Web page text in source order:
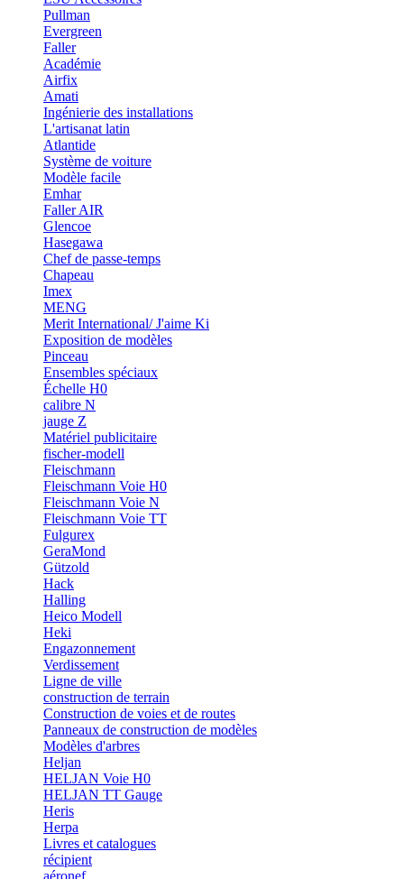
Pullman
Evergreen
Faller
Académie
Airfix
Amati
Ingénierie des installations
L'artisanat latin
Atlantide
Système de voiture
Modèle facile
Emhar
Faller AIR
Glencoe
Hasegawa
Chef de passe-temps
Chapeau
Imex
MENG
Merit International/ J'aime Ki
Exposition de modèles
Pinceau
Ensembles spéciaux
Échelle H0
calibre N
jauge Z
Matériel publicitaire
fischer-modell
Fleischmann
Fleischmann Voie H0
Fleischmann Voie N
Fleischmann Voie TT
Fulgurex
GeraMond
Gützold
Hack
Halling
Heico Modell
Heki
Engazonnement
Verdissement
Ligne de ville
construction de terrain
Construction de voies et de routes
Panneaux de construction de modèles
Modèles d'arbres
Heljan
HELJAN Voie H0
HELJAN TT Gauge
Heris
Herpa
Livres et catalogues
récipient
aéronef